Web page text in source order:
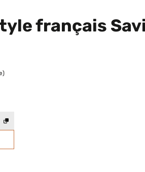
français